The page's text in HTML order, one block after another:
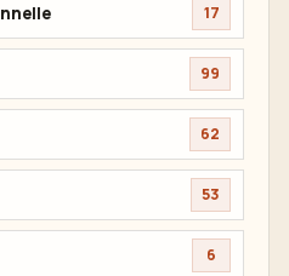
17
99
62
53
6